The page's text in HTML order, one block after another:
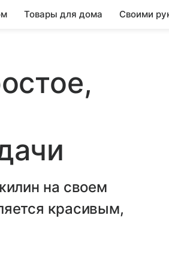
Товары для дома Своими
на своем
красивым,